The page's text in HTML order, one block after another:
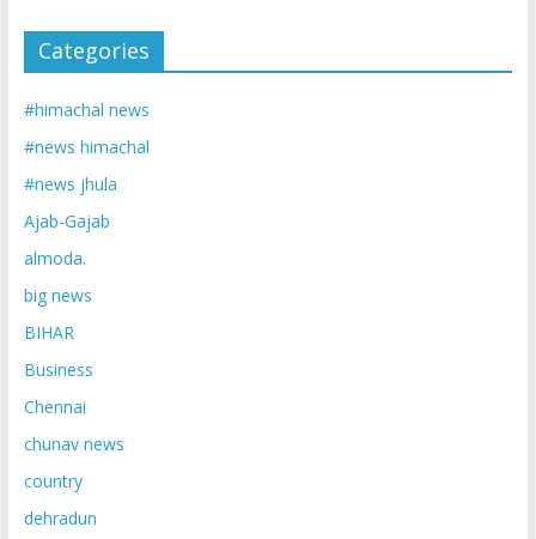
Categories
#himachal news
#news himachal
#news jhula
Ajab-Gajab
almoda.
big news
BIHAR
Business
Chennai
chunav news
country
dehradun